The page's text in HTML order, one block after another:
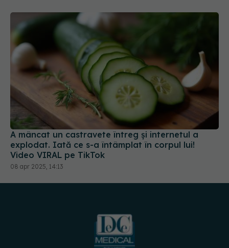
A mâncat un castravete întreg și internetul a
explodat. Iată ce s-a întâmplat în corpul lui!
Video VIRAL pe TikTok
08 apr 2025, 14:13
URMĂREȘTE-NE PE: